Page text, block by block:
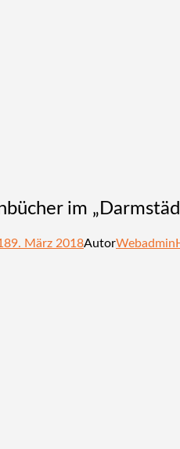
im
9. März 2018AutorWebadmin